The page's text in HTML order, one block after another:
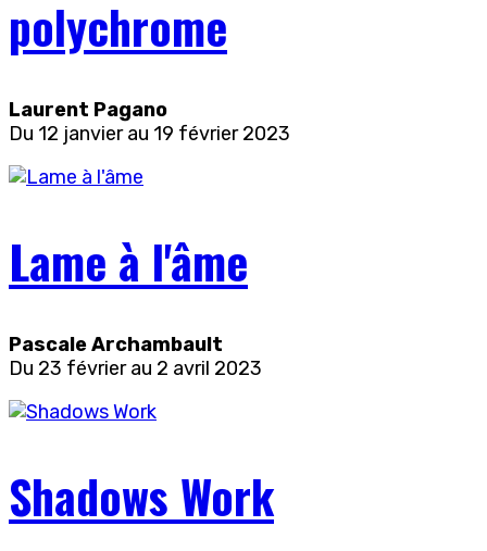
polychrome
Laurent Pagano
Du 12 janvier au 19 février 2023
Lame à l'âme
Pascale Archambault
Du 23 février au 2 avril 2023
Shadows Work